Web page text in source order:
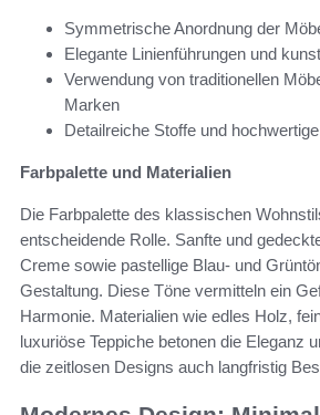
Symmetrische Anordnung der
Elegante Linienführungen und
Verwendung von traditionellen
Marken
Detailreiche Stoffe und
Farbpalette und Materialien
Die Farbpalette des klassischen
entscheidende Rolle. Sanfte und
Creme sowie pastellige Blau- und
Gestaltung. Diese Töne vermitteln ein
Harmonie. Materialien wie edles Holz,
luxuriöse Teppiche betonen die Eleganz
die zeitlosen Designs auch langfristig